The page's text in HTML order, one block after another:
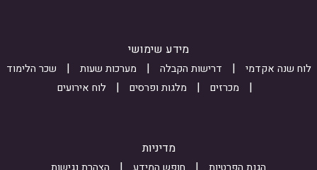
I -i
מידע שימושי
לוח שנה אקדמי דרישות הקבלה מערכות שעות
שכר הלימוד
מכרזים
מלגות ופרסים לוח אירועים
מדיניות